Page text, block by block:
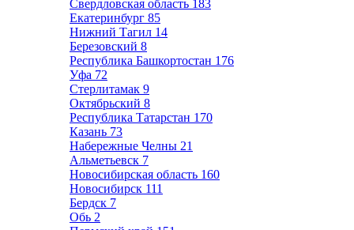
Свердловская область 183
Екатеринбург 85
Нижний Тагил 14
Березовский 8
Республика Башкортостан 176
Уфа 72
Стерлитамак 9
Октябрьский 8
Республика Татарстан 170
Казань 73
Набережные Челны 21
Альметьевск 7
Новосибирская область 160
Новосибирск 111
Бердск 7
Обь 2